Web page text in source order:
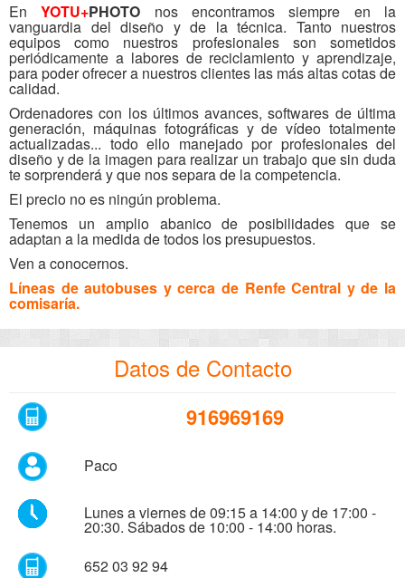
En YOTU+PHOTO nos encontramos siempre en la
vanguardia del diseño y de la técnica. Tanto nuestros
equipos como nuestros profesionales son sometidos
periódicamente a labores de reciclamiento y aprendizaje,
para poder ofrecer a nuestros clientes las más altas cotas de
calidad.
Ordenadores con los últimos avances, softwares de última
generación, máquinas fotográficas y de vídeo totalmente
actualizadas... todo ello manejado por profesionales del
diseño y de la imagen para realizar un trabajo que sin duda
te sorprenderá y que nos separa de la competencia.
El precio no es ningún problema.
Tenemos un amplio abanico de posibilidades que se
adaptan a la medida de todos los presupuestos.
Ven a conocernos.
Líneas de autobuses y cerca de Renfe Central y de la
comisaría.
Datos de Contacto
916969169
Paco
Lunes a viernes de 09:15 a 14:00 y de 17:00 -
20:30. Sábados de 10:00 - 14:00 horas.
652 03 92 94